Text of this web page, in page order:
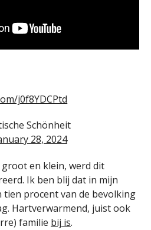
j0f8YDCPtd
Schönheit
28, 2024
en klein, werd dit
Ik ben blij dat in mijn
tien procent van de bevolking
Hartverwarmend, juist ook
familie bij is.